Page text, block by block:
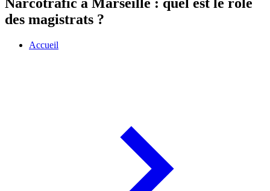
Narcotrafic à Marseille : quel est le rôle
des magistrats ?
Accueil